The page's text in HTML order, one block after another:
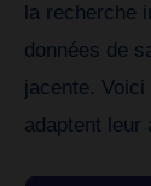
la recherche
données de
jacente.
adaptent leur